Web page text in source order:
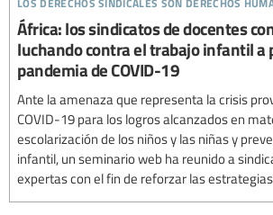
África: los sindicatos de docentes
luchando contra el trabajo infantil a
pandemia de COVID-19
Ante la amenaza que representa la crisis
COVID-19 para los logros alcanzados en
escolarización de los niños y las niñas y
infantil, un seminario web ha reunido a
expertas con el fin de reforzar las